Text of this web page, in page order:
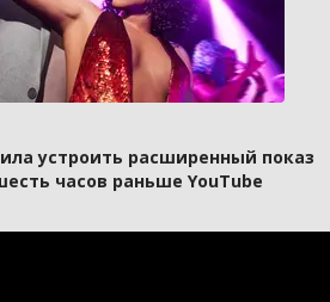
устроить расширенный показ
часов раньше YouTube